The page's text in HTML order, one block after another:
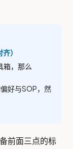
）
箱，那么
好与SOP，然
前面三点的标